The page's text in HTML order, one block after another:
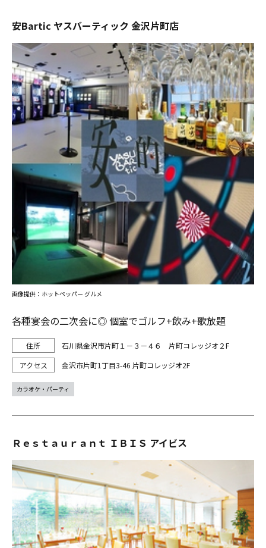
安Bartic ヤスバーティック 金沢片町店
各種宴会の二次会に◎ 個室でゴルフ+飲み+歌放題
石川県金沢市片町１－３－４６ 片町コレッジオ２F
金沢市片町1丁目3-46 片町コレッジオ2F
画像提供：ホットペッパー グルメ
カラオケ・パーティ
Ｒｅｓｔａｕｒａｎｔ ＩＢＩＳ アイビス